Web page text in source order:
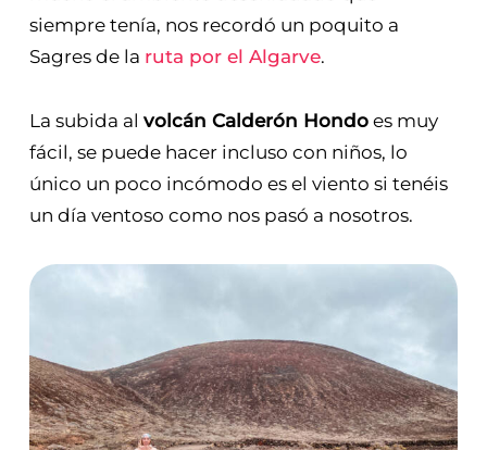
siempre tenía, nos recordó un poquito a
Sagres de la ruta por el Algarve.
La subida al volcán Calderón Hondoes muy
fácil, se puede hacer incluso con niños, lo
único un poco incómodo es el viento si tenéis
un día ventoso como nos pasó a nosotros.